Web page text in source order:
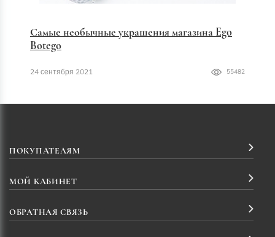
Самые необычные украшения магазина Ego
Botego
24 сентября 2021 55482
ПОКУПАТЕЛЯМ
МОЙ КАБИНЕТ
ОБРАТНАЯ СВЯЗЬ